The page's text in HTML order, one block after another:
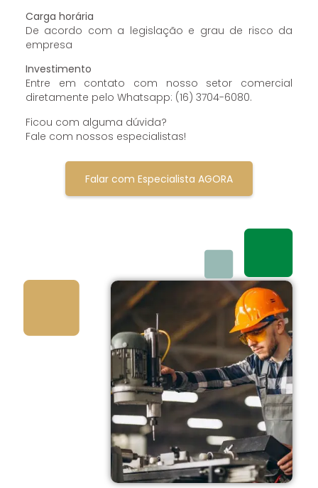
Carga horária
De acordo com a legislação e grau de risco da
empresa
Investimento
Entre em contato com nosso setor comercial
diretamente pelo Whatsapp: (16) 3704-6080.
Ficou com alguma dúvida?
Fale com nossos especialistas!
Falar com Especialista AGORA